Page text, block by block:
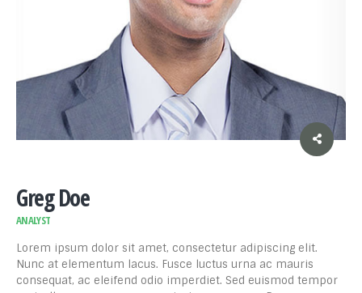
Greg Doe
ANALYST
Lorem ipsum dolor sit amet, consectetur adipiscing elit.
Nunc at elementum lacus. Fusce luctus urna ac mauris
consequat, ac eleifend odio imperdiet. Sed euismod tempor